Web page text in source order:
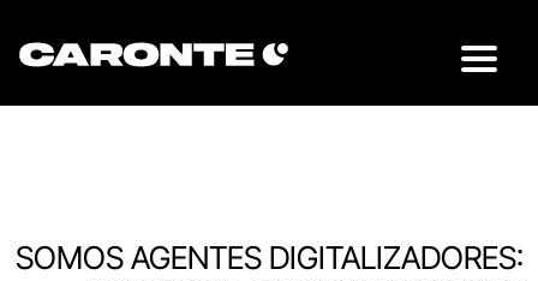
SOMOS AGENTES DIGITALIZADORES: